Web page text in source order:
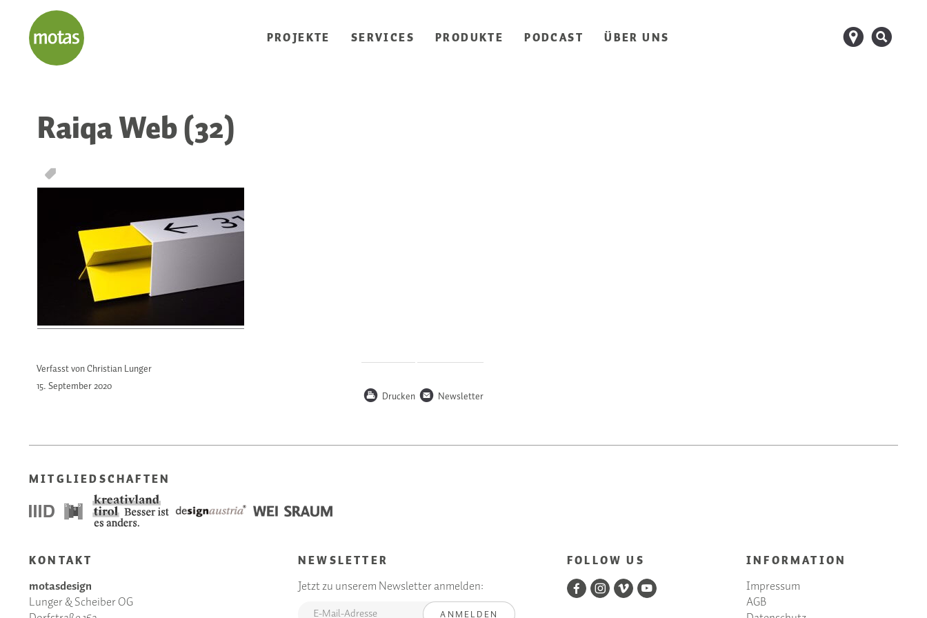
PROJEKTE SERVICES PRODUKTE PODCAST ÜBER UNS d s
Raiqa Web (32)
T
Verfasst von Christian Lunger
15. September2020 P Drucken n Newsletter
MITGLIEDSCHAFTEN
KONTAKT
motasdesign
Lunger & Scheiber OG
NEWSLETTER
Jetzt zu unserem Newsletter anmelden:
ANMELDEN
FOLLOW US INFORMATION
Impressum
AGB